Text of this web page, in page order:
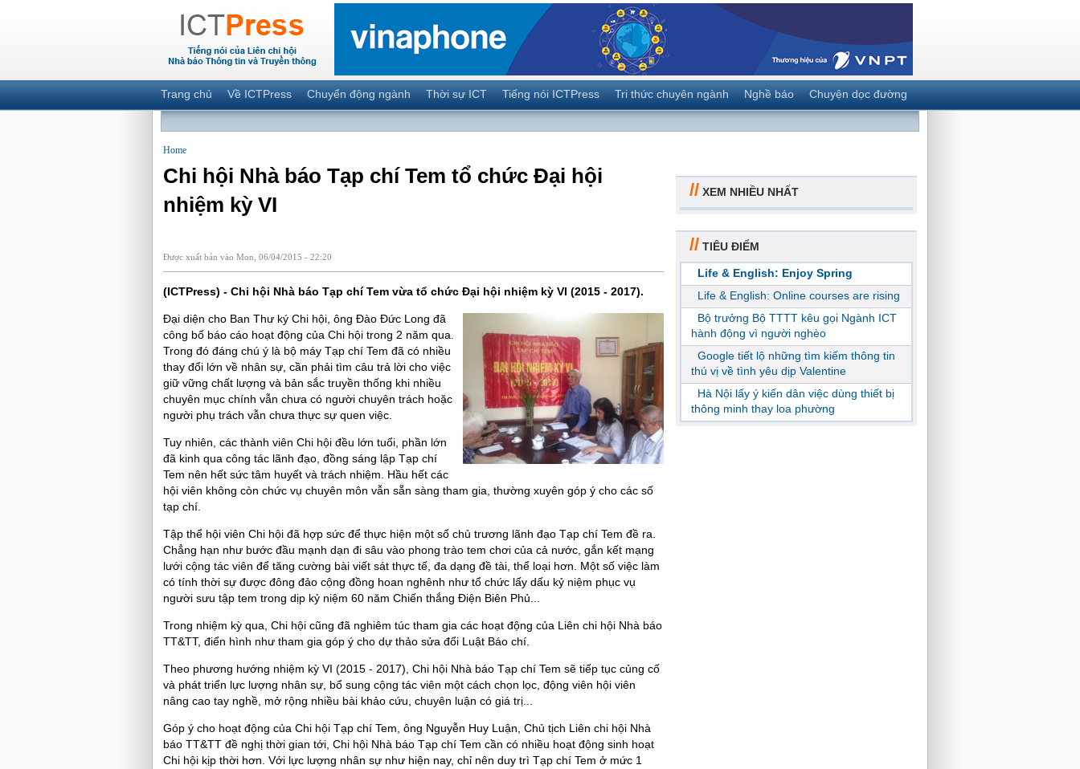
Trang chủ Về ICTPress Chuyển động ngành Thời sự ICT Tiếng nói ICTPress Tri thức chuyên ngành Nghề báo Chuyện dọc đường
Home
Chi hội Nhà báo Tạp chí Tem tổ chức Đại hội
nhiệm kỳ VI
Được xuất bản vào Mon, 06/04/2015 - 22:20
(ICTPress) - Chi hội Nhà báo Tạp chí Tem vừa tổ chức Đại hội nhiệm kỳ VI (2015 - 2017).
Đại diện cho Ban Thư ký Chi hội, ông Đào Đức Long đã
công bố báo cáo hoạt động của Chi hội trong 2 năm qua.
Trong đó đáng chú ý là bộ máy Tạp chí Tem đã có nhiều
thay đổi lớn về nhân sự, cần phải tìm câu trả lời cho việc
giữ vững chất lượng và bản sắc truyền thống khi nhiều
chuyên mục chính vẫn chưa có người chuyên trách hoặc
người phụ trách vẫn chưa thực sự quen việc.
Tuy nhiên, các thành viên Chi hội đều lớn tuổi, phần lớn
đã kinh qua công tác lãnh đạo, đồng sáng lập Tạp chí
Tem nên hết sức tâm huyết và trách nhiệm. Hầu hết các
hội viên không còn chức vụ chuyên môn vẫn sẵn sàng tham gia, thường xuyên góp ý cho các số
tạp chí.
Tập thể hội viên Chi hội đã hợp sức để thực hiện một số chủ trương lãnh đạo Tạp chí Tem đề ra.
Chẳng hạn như bước đầu mạnh dạn đi sâu vào phong trào tem chơi của cả nước, gắn kết mạng
lưới cộng tác viên để tăng cường bài viết sát thực tế, đa dạng đề tài, thể loại hơn. Một số việc làm
có tính thời sự được đông đảo cộng đồng hoan nghênh như tổ chức lấy dấu kỷ niệm phục vụ
người sưu tập tem trong dịp kỷ niệm 60 năm Chiến thắng Điện Biên Phủ...
Trong nhiệm kỳ qua, Chi hội cũng đã nghiêm túc tham gia các hoạt động của Liên chi hội Nhà báo
TT&TT, điển hình như tham gia góp ý cho dự thảo sửa đổi Luật Báo chí.
Theo phương hướng nhiệm kỳ VI (2015 - 2017), Chi hội Nhà báo Tạp chí Tem sẽ tiếp tục củng cố
và phát triển lực lượng nhân sự, bổ sung cộng tác viên một cách chọn lọc, động viên hội viên
nâng cao tay nghề, mở rộng nhiều bài khảo cứu, chuyên luận có giá trị...
Góp ý cho hoạt động của Chi hội Tạp chí Tem, ông Nguyễn Huy Luận, Chủ tịch Liên chi hội Nhà
báo TT&TT đề nghị thời gian tới, Chi hội Nhà báo Tạp chí Tem cần có nhiều hoạt động sinh hoạt
Chi hội kịp thời hơn. Với lực lượng nhân sự như hiện nay, chỉ nên duy trì Tạp chí Tem ở mức 1
// XEM NHIỀU NHẤT
// TIÊU ĐIỂM
Life & English: Enjoy Spring
Life & English: Online courses are rising
Bộ trưởng Bộ TTTT kêu gọi Ngành ICT
hành động vì người nghèo
Google tiết lộ những tìm kiếm thông tin
thú vị về tình yêu dịp Valentine
Hà Nội lấy ý kiến dân việc dùng thiết bị
thông minh thay loa phường